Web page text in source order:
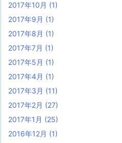
2017年10月 (1)
2017年9月 (1)
2017年8月 (1)
2017年7月 (1)
2017年5月 (1)
2017年4月 (1)
2017年3月 (11)
2017年2月 (27)
2017年1月 (25)
2016年12月 (1)